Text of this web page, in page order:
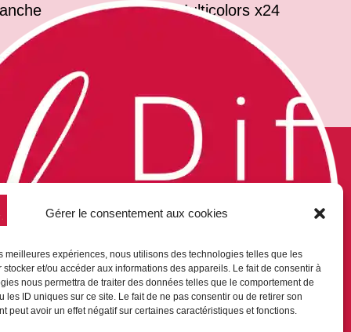
Gérer le consentement aux cookies
meilleures expériences, nous utilisons des technologies telles que les
stocker et/ou accéder aux informations des appareils. Le fait de consentir à
nous permettra de traiter des données telles que le comportement de
les ID uniques sur ce site. Le fait de ne pas consentir ou de retirer son
peut avoir un effet négatif sur certaines caractéristiques et fonctions.
Elastiques Multicolors x24
COMMANDES
sécurisé
panier
NOUS CONTACTER
LM-DIFFUSION
98716 Pirae
contact@lm-diffusion.pf